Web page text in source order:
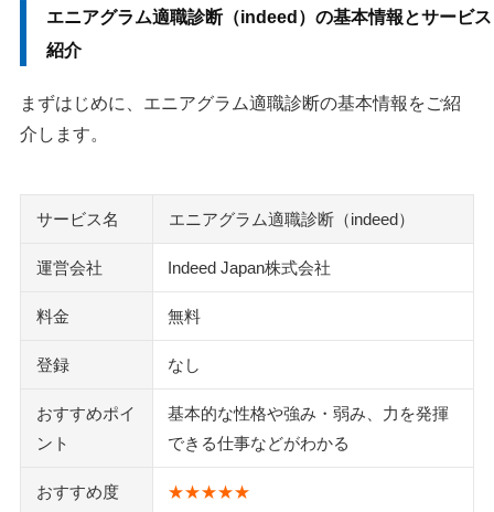
エニアグラム適職診断（indeed）の基本情報とサービス
紹介
まずはじめに、エニアグラム適職診断の基本情報をご紹
介します。
サービス名 エニアグラム適職診断（indeed）
運営会社 Indeed Japan株式会社
料金 無料
登録 なし
おすすめポイ
ント
基本的な性格や強み・弱み、力を発揮
できる仕事などがわかる
おすすめ度 ★★★★★